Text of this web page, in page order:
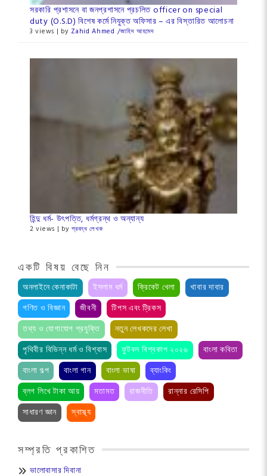
সরকারি প্রশাসনে বা জনপ্রশাসনে প্রচলিত officer on special
duty (O.S.D) বিশেষ কর্মে নিযুক্ত অফিসার – এর বিস্তারিত আলোচনা
3 views | by Zahid Ahmed /জা‌হিদ আহমেদ
হিন্দু ধর্ম- উৎপত্তি, ধর্মগ্রন্থ ও অন্যান্য
2 views | byপ্রবন্ধ লেখক
একটি বিষয় বেছে নিন
অনলাইনে কেনাকাটা
ইসলাম ধর্ম ক্রিকেট খেলা
খাবার দাবার
গণিত ও বিজ্ঞান
জীবনী
টিপস এবং ট্রিকস
তথ্য ও যোগাযোগ প্রযুক্তি
নতুন লেখকদের লেখা
পৃথিবীর বিভিন্ন ধর্ম ও বিশ্বাস
ফুটবল বিশ্বকাপ ২০২৬
বাংলা কবিতা
বাংলা গল্প
বাংলা গান বাংলা ভাষা
ব্যাংকিং
ব্লগ লিখে টাকা আয়
মতামত রাজনীতি
রান্নার রেসিপি
সাধারণ জ্ঞান
স্বাস্থ্য
সম্প্রতি প্রকাশিত
ভালোবাসার দিবানা